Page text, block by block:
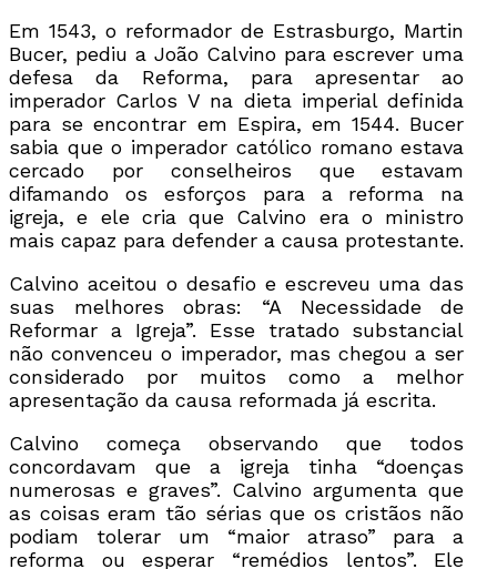
Em 1543, o reformador de Estrasburgo, Martin
Bucer, pediu a João Calvino para escrever uma
defesa da Reforma, para apresentar ao
imperador Carlos V na dieta imperial definida
para se encontrar em Espira, em 1544. Bucer
sabia que o imperador católico romano estava
cercado por conselheiros que estavam
difamando os esforços para a reforma na
igreja, e ele cria que Calvino era o ministro
mais capaz para defender a causa protestante.
Calvino aceitou o desafio e escreveu uma das
suas melhores obras: “A Necessidade de
Reformar a Igreja”. Esse tratado substancial
não convenceu o imperador, mas chegou a ser
considerado por muitos como a melhor
apresentação da causa reformada já escrita.
Calvino começa observando que todos
concordavam que a igreja tinha “doenças
numerosas e graves”. Calvino argumenta que
as coisas eram tão sérias que os cristãos não
podiam tolerar um “maior atraso” para a
reforma ou esperar “remédios lentos”. Ele